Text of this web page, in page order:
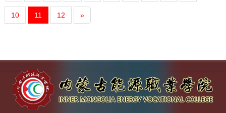
10 11 12 »